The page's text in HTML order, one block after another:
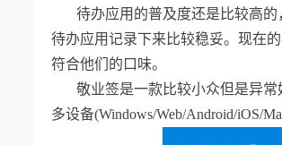
待办应用的普及度还是比较高
待办应用记录下来比较稳妥。现在
符合他们的口味。
敬业签是一款比较小众但是异
多设备(Windows/Web/Android/iOS/